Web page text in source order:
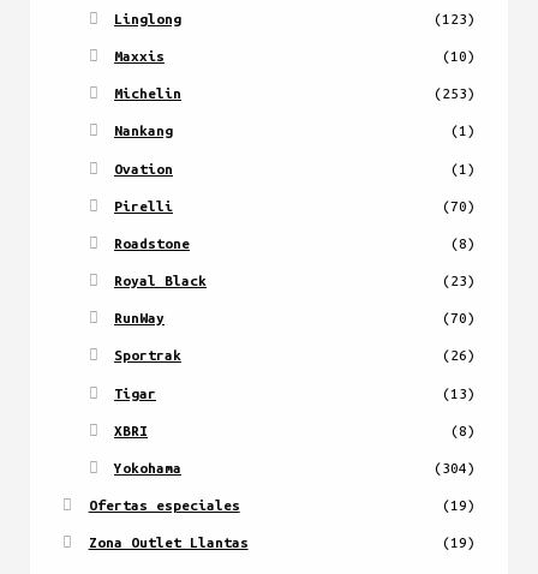
Linglong (123)
Maxxis (10)
Michelin (253)
Nankang (1)
Ovation (1)
Pirelli (70)
Roadstone (8)
Royal Black (23)
RunWay (70)
Sportrak (26)
Tigar (13)
XBRI (8)
Yokohama (304)
Ofertas especiales (19)
Zona Outlet Llantas (19)